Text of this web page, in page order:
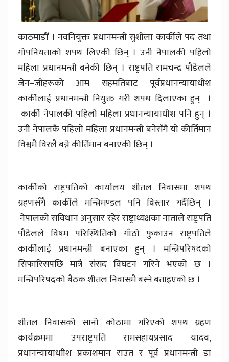
काठमाडौँ । नवनियुक्त प्रधानमन्त्री सुशीला कार्कीले पद तथा
गोपनियताको शपथ लिएकी छिन् । उनी नेपालकी पहिलो
महिला प्रधानमन्त्री बनेकी छिन् । राष्ट्रपति रामचन्द्र पौडेलले
जेन–जीहरूको आम सहमतिबाट पूर्वप्रधानन्यायाधीश
कार्कीलाई प्रधानमन्त्री नियुक्त गरी शपथ दिलाएका हुन् ।
कार्की नेपालकी पहिलो महिला प्रधानन्यायाधीश पनि हुन् ।
उनी नेपालकै पहिलो महिला प्रधानमन्त्री बनेसँगै यो कीर्तिमान
विश्वमै विरलै बन्ने कीर्तिमान बनाएकी छिन् ।
कार्कीको राष्ट्रपतिको कार्यालय शीतल निवासमा शपथ
ग्रहणसँगै कार्कीले मन्त्रिमण्डल पनि विस्तार गर्दैछिन् ।
नेपालको संविधान अनुसार रहेर राष्ट्राध्यक्षका नाताले राष्ट्रपति
पौडेलले विषम परिस्थितिको गाँठो फुकाउन राष्ट्रपतिले
कार्कीलाई प्रधानमन्त्री बनाएका हुन् । मन्त्रिपरिषदको
सिफारिसपछि मात्रै संसद विघटन गरिने भएको छ ।
मन्त्रिपरिषदको बैठक शीतल निवासमै बस्ने बताइएको छ ।
शीतल निवासको सानो कोठामा गरिएको शपथ ग्रहण
कार्यक्रममा उपराष्ट्रपति रामसहायप्रसाद यादव,
प्रधानन्यायाधाीश प्रकाशमान राउत र पूर्व प्रधानमन्त्री डा